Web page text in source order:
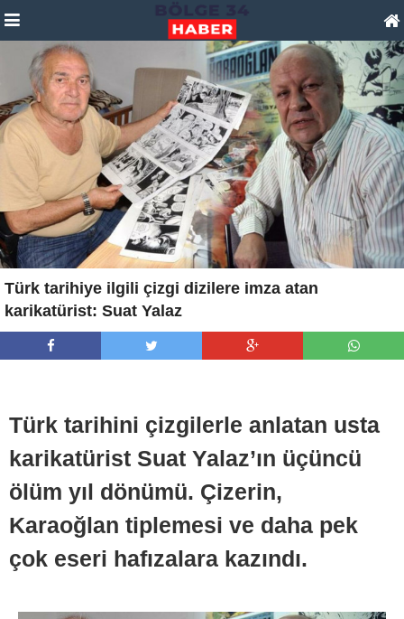
Türk tarihiye ilgili çizgi dizilere imza atan
karikatürist: Suat Yalaz
Türk tarihini çizgilerle anlatan usta
karikatürist Suat Yalaz’ın üçüncü
ölüm yıl dönümü. Çizerin,
Karaoğlan tiplemesi ve daha pek
çok eseri hafızalara kazındı.